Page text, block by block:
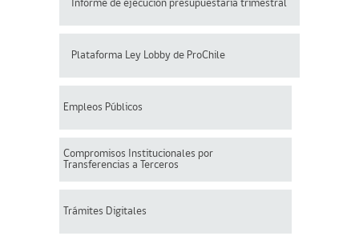
Informe de ejecución presupuestaria trimestral
Plataforma Ley Lobby de ProChile
Empleos Públicos
Compromisos Institucionales por
Transferencias a Terceros
Trámites Digitales